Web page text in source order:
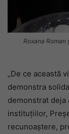
Roxana Roman
„De ce această
demonstra
demonstrat
instituțiilor,
recunoaștere,